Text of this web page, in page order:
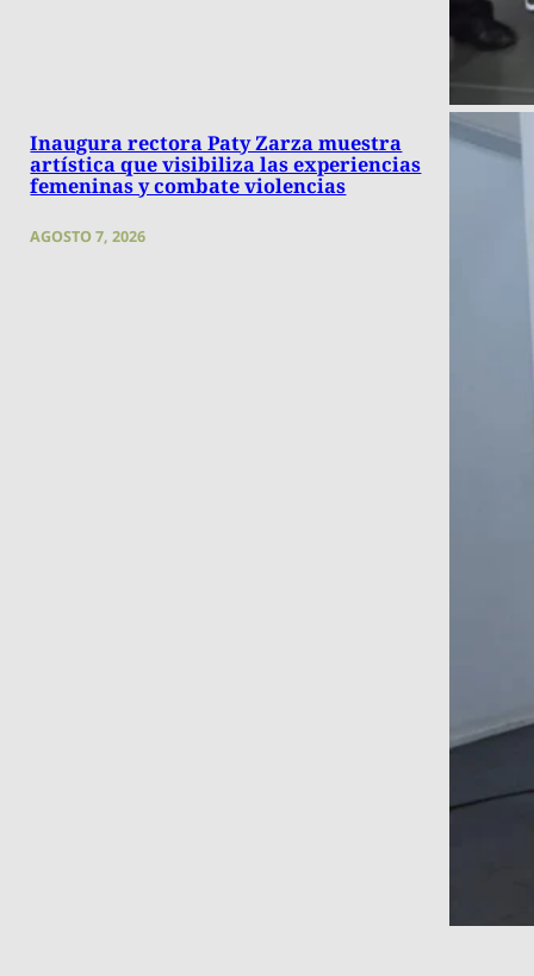
Inaugura rectora Paty Zarza muestra
artística que visibiliza las experiencias
femeninas y combate violencias
AGOSTO 7, 2026